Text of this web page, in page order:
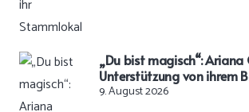
„Du bist magisch“:
Unterstützung von ihrem
9. August 2026